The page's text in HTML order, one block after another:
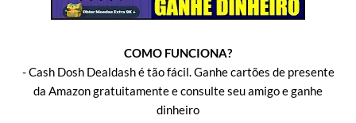
COMO FUNCIONA?
- Cash Dosh Dealdash é tão fácil. Ganhe cartões de presente
da Amazon gratuitamente e consulte seu amigo e ganhe
dinheiro